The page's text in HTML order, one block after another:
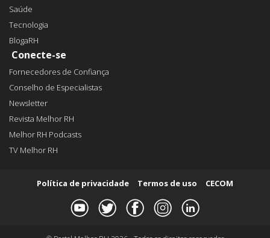
Saúde
Tecnologia
BlogaRH
Conecte-se
Fornecedores de Confiança
Conselho de Especialistas
Newsletter
Revista Melhor RH
Melhor RH Podcasts
TV Melhor RH
Política de privacidade Termos de uso CECOM